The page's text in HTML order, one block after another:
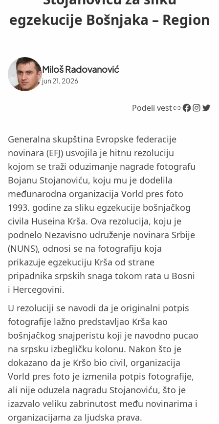
egzekucije Bošnjaka – Region
Miloš Radovanović
jun 21, 2026
Podeli vestLink Facebook InstagramTwitter
Generalna skupština Evropske federacije
novinara (EFJ) usvojila je hitnu rezoluciju
kojom se traži oduzimanje nagrade fotografu
Bojanu Stojanoviću, koju mu je dodelila
međunarodna organizacija Vorld pres foto
1993. godine za sliku egzekucije bošnjačkog
civila Huseina Krša. Ova rezolucija, koju je
podnelo Nezavisno udruženje novinara Srbije
(NUNS), odnosi se na fotografiju koja
prikazuje egzekuciju Krša od strane
pripadnika srpskih snaga tokom rata u Bosni
i Hercegovini.
U rezoluciji se navodi da je originalni potpis
fotografije lažno predstavljao Krša kao
bošnjačkog snajperistu koji je navodno pucao
na srpsku izbegličku kolonu. Nakon što je
dokazano da je Kršo bio civil, organizacija
Vorld pres foto je izmenila potpis fotografije,
ali nije oduzela nagradu Stojanoviću, što je
izazvalo veliku zabrinutost među novinarima i
organizacijama za ljudska prava.